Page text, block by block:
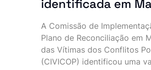
identificada em
com 41 corpos
A Comissão de
Plano de Reconciliação em
das Vítimas dos Conflitos
(CIVICOP) identificou uma